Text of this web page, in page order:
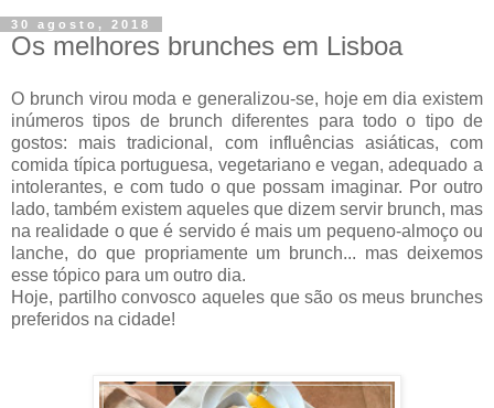
30 agosto, 2018
Os melhores brunches em Lisboa
O brunch virou moda e generalizou-se, hoje em dia existem
inúmeros tipos de brunch diferentes para todo o tipo de
gostos: mais tradicional, com influências asiáticas, com
comida típica portuguesa, vegetariano e vegan, adequado a
intolerantes, e com tudo o que possam imaginar. Por outro
lado, também existem aqueles que dizem servir brunch, mas
na realidade o que é servido é mais um pequeno-almoço ou
lanche, do que propriamente um brunch... mas deixemos
esse tópico para um outro dia.
Hoje, partilho convosco aqueles que são os meus brunches
preferidos na cidade!